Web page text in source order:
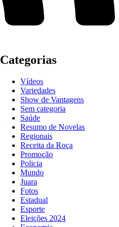
Categorias
Vídeos
Variedades
Show de Vantagens
Sem categoria
Saúde
Resumo de Novelas
Regionais
Receita da Roça
Promoção
Policia
Mundo
Juara
Fotos
Estadual
Esporte
Eleições 2024